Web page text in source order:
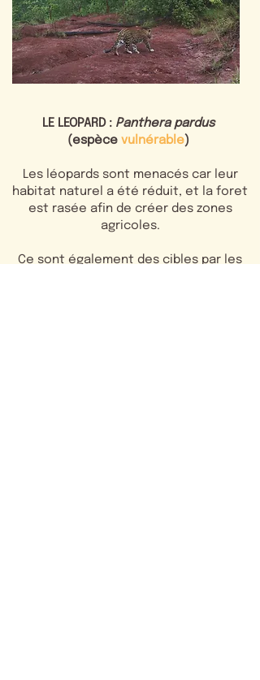
LE LEOPARD : Panthera pardus
(espèce vulnérable)
Les léopards sont menacés car leur
habitat naturel a été réduit, et la foret
est rasée afin de créer des zones
agricoles.
Ce sont également des cibles par les